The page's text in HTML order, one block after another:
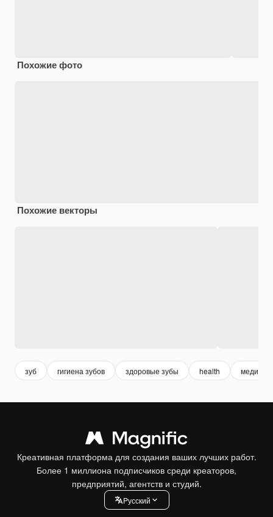
Похожие фото
Похожие векторы
зуб гигиена зубов здоровые зубы health
Креативная платформа для создания ваших лучших работ.
Более 1 миллиона подписчиков среди креаторов,
предприятий, агентств и студий.
Pусский